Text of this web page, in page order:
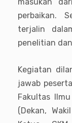
perbaikan.
terjalin
penelitian
Kegiatan
jawab
Fakultas
(Dekan,